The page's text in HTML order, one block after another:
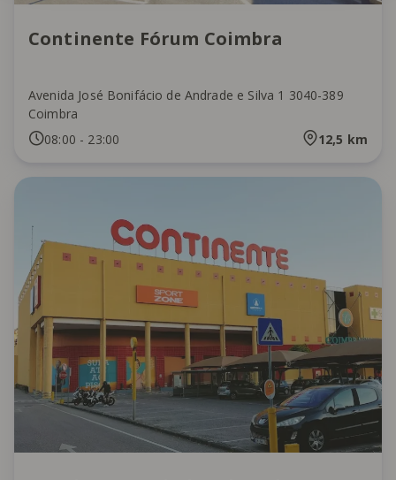
Continente Fórum Coimbra
Avenida José Bonifácio de Andrade e Silva 1 3040-389
Coimbra
08:00 - 23:00 12,5 km